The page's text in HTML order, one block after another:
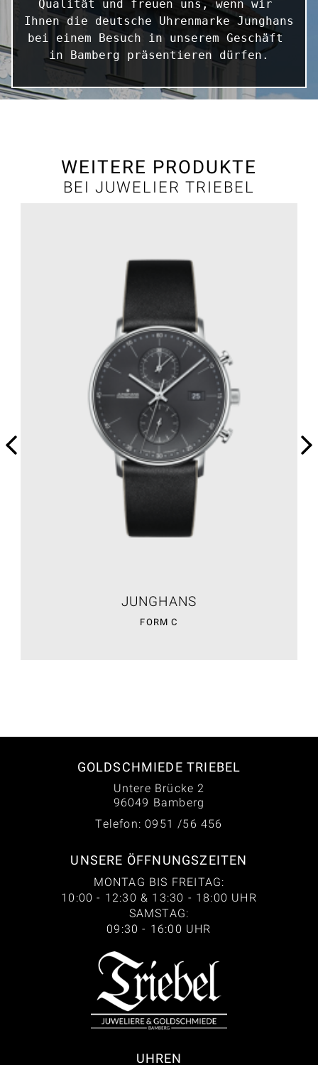
Qualität und freuen uns, wenn wir
Ihnen die deutsche Uhrenmarke Junghans
bei einem Besuch in unserem Geschäft
in Bamberg präsentieren dürfen.
WEITERE PRODUKTE
BEI JUWELIER TRIEBEL
JUNGHANS
FORM C
GOLDSCHMIEDE TRIEBEL
Untere Brücke 2
96049 Bamberg
Telefon: 0951 /56 456
UNSERE ÖFFNUNGSZEITEN
MONTAG BIS FREITAG:
10:00 - 12:30 & 13:30 - 18:00 UHR
SAMSTAG:
09:30 - 16:00 UHR
UHREN